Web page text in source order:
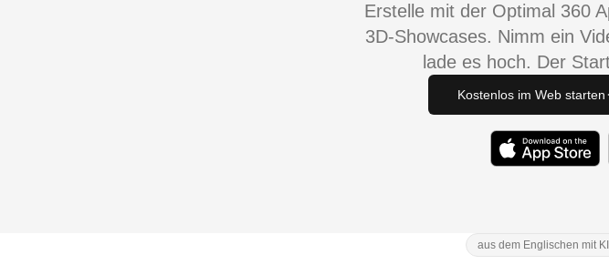
Erstelle mit der Optimal 360
3D-Showcases. Nimm ein
lade es hoch. Der
Kostenlos im Web starten
aus dem Englischen mit